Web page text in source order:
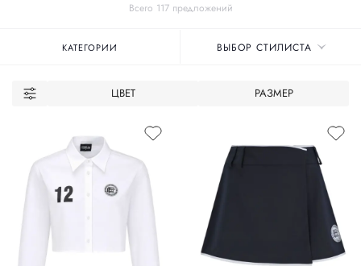
Всего 117 предложений
КАТЕГОРИИ ВЫБОР СТИЛИСТА
ЦВЕТ РАЗМЕР